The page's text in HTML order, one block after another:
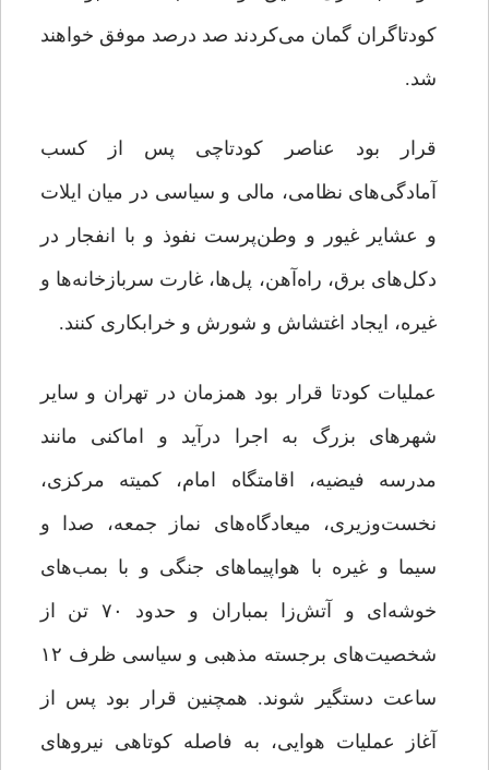
کودتاگران گمان می‌کردند صد درصد موفق خواهند
شد.
قرار بود عناصر کودتاچی پس از کسب
آمادگی‌های نظامی، مالی و سیاسی در میان ایلات
و عشایر غیور و وطن‌پرست نفوذ و با انفجار در
دکل‌های برق، راه‌آهن، پل‌ها، غارت سربازخانه‌ها و
غیره، ایجاد اغتشاش و شورش و خرابکاری کنند.
عملیات کودتا قرار بود همزمان در تهران و سایر
شهرهای بزرگ به اجرا درآید و اماکنی مانند
مدرسه فیضیه، اقامتگاه امام، کمیته مرکزی،
نخست‌وزیری، میعادگاه‌های نماز جمعه، صدا و
سیما و غیره با هواپیماهای جنگی و با بمب‌های
خوشه‌ای و آتش‌زا بمباران و حدود ۷۰ تن از
شخصیت‌های برجسته مذهبی و سیاسی ظرف ۱۲
ساعت دستگیر شوند. همچنین قرار بود پس از
آغاز عملیات هوایی، به فاصله کوتاهی نیروهای